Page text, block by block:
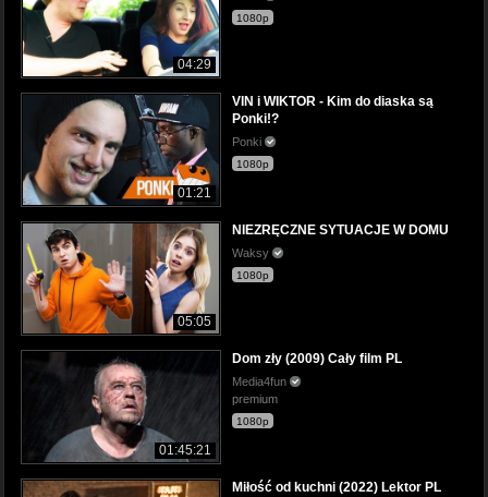
04:29
1080p
01:21
VIN i WIKTOR - Kim do diaska są
Ponki!?
Ponki
1080p
05:05
NIEZRĘCZNE SYTUACJE W DOMU
Waksy
1080p
01:45:21
Dom zły (2009) Cały film PL
Media4fun
premium
1080p
Miłość od kuchni (2022) Lektor PL